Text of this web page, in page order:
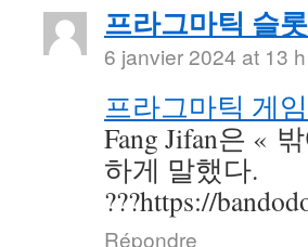
프라그마틱 슬
6 janvier 2024 at 13
프라그마틱 게임
Fang Jifan은 «
하게 말했다.
???https://
Répondre